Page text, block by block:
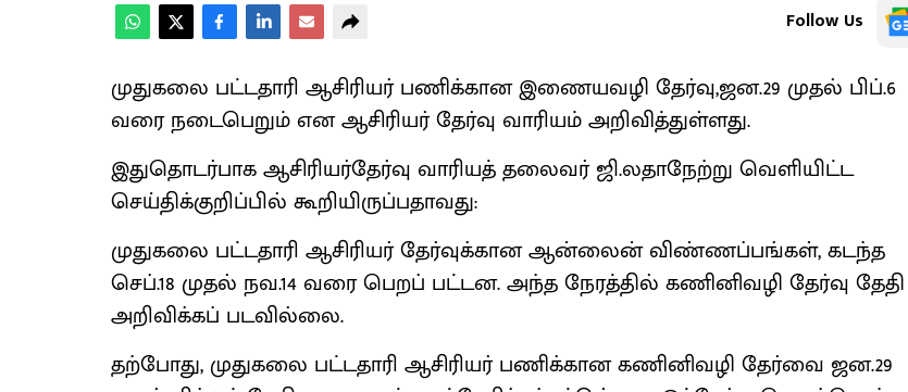
Follow Us
முதுகலை பட்டதாரி ஆசிரியர் பணிக்கான இணையவழி தேர்வு,ஜன.29 முதல் பிப்.6
வரை நடைபெறும் என ஆசிரியர் தேர்வு வாரியம் அறிவித்துள்ளது.
இதுதொடர்பாக ஆசிரியர்தேர்வு வாரியத் தலைவர் ஜி.லதாநேற்று வெளியிட்ட
செய்திக்குறிப்பில் கூறியிருப்பதாவது:
முதுகலை பட்டதாரி ஆசிரியர் தேர்வுக்கான ஆன்லைன் விண்ணப்பங்கள், கடந்த
செப்.18 முதல் நவ.14 வரை பெறப் பட்டன. அந்த நேரத்தில் கணினிவழி தேர்வு தேதி
அறிவிக்கப் படவில்லை.
தற்போது, முதுகலை பட்டதாரி ஆசிரியர் பணிக்கான கணினிவழி தேர்வை ஜன.29